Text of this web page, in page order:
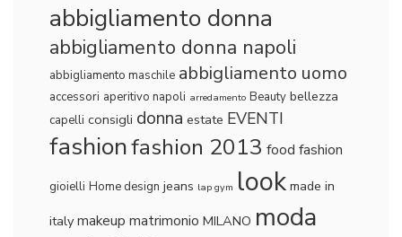
abbigliamento donna
abbigliamento donna napoli
abbigliamento maschile abbigliamento uomo
accessori aperitivo napoli arredamento Beauty bellezza
capelli consigli donna estate EVENTI
fashionfashion 2013 food fashion
gioielli Home design jeans lap gym look made in
italy makeup matrimonio MILANO moda